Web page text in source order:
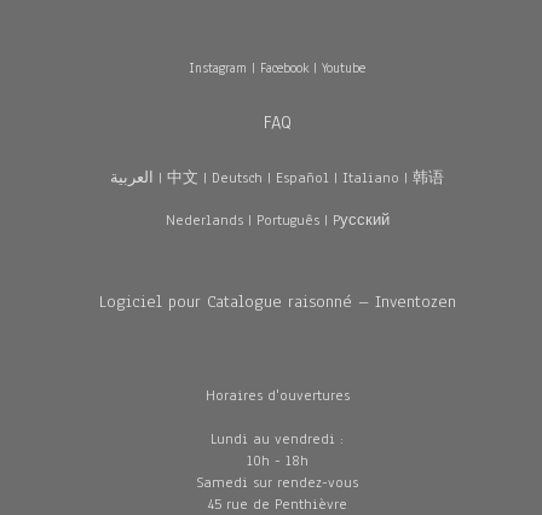
Instagram | Facebook| Youtube
FAQ
العربية | 中文 | Deutsch | Español | Italiano | 韩语
Nederlands| Português| Pусский
Logiciel pour Catalogue raisonné – Inventozen
Horaires d'ouvertures
Lundi au vendredi :
10h - 18h
Samedi sur rendez-vous
45 rue de Penthièvre